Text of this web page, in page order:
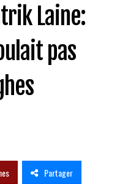
Laine:
pas
Partager